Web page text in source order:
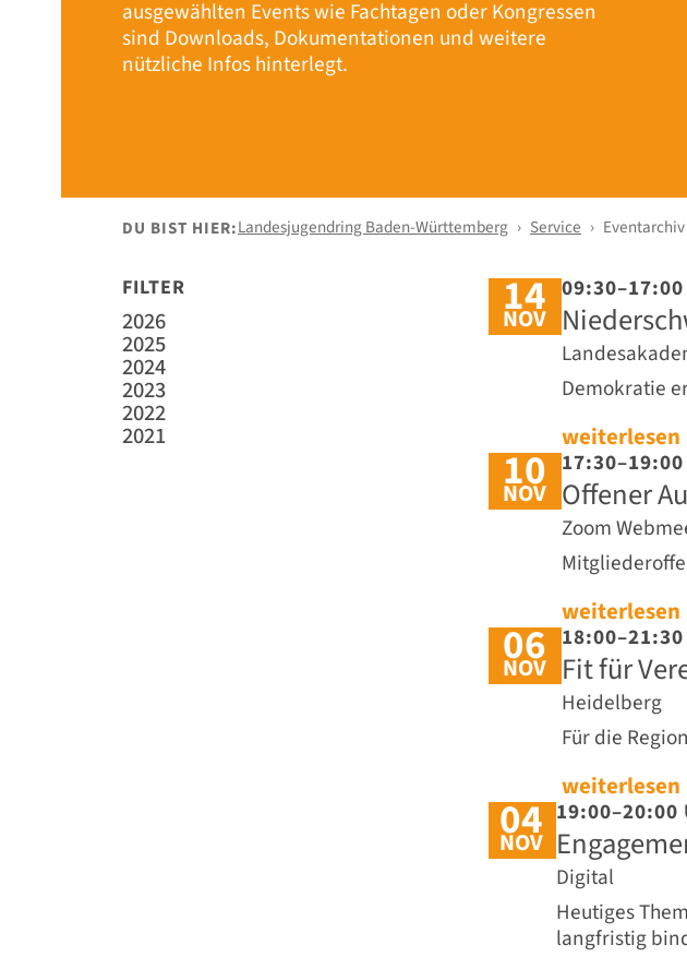
ausgewählten Events wie Fachtagen oder Kongressen
sind Downloads, Dokumentationen und weitere
nützliche Infos hinterlegt.
DU BIST HIER:Landesjugendring Baden-Württemberg Service Eventarchiv
FILTER
2026
2025
2024
2023
2022
2021
14
NOV
09:30–17:00
Demokratie
weiterlesen
10
NOV Offener
Zoom
weiterlesen
06
NOV Fit für
Heidelberg
Für die
weiterlesen
04
NOV
19:00–20:00
Digital
Heutiges
langfristig